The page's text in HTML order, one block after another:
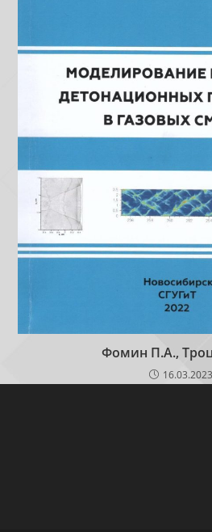
Фомин П.А.,
16.03.2023